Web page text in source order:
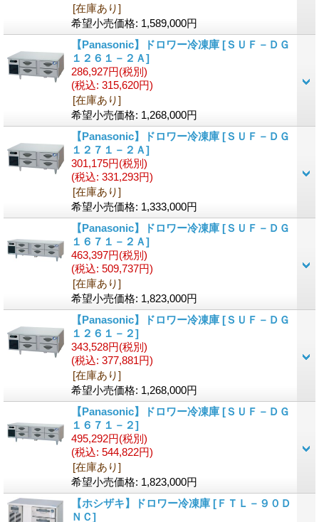
[在庫あり]
希望小売価格: 1,589,000円
【Panasonic】ドロワー冷凍庫 [ＳＵＦ－ＤＧ
１２６１－２Ａ]
286,927円(税別)
(税込: 315,620円)
[在庫あり]
希望小売価格: 1,268,000円
【Panasonic】ドロワー冷凍庫 [ＳＵＦ－ＤＧ
１２７１－２Ａ]
301,175円(税別)
(税込: 331,293円)
[在庫あり]
希望小売価格: 1,333,000円
【Panasonic】ドロワー冷凍庫 [ＳＵＦ－ＤＧ
１６７１－２Ａ]
463,397円(税別)
(税込: 509,737円)
[在庫あり]
希望小売価格: 1,823,000円
【Panasonic】ドロワー冷凍庫 [ＳＵＦ－ＤＧ
１２６１－２]
343,528円(税別)
(税込: 377,881円)
[在庫あり]
希望小売価格: 1,268,000円
【Panasonic】ドロワー冷凍庫 [ＳＵＦ－ＤＧ
１６７１－２]
495,292円(税別)
(税込: 544,822円)
[在庫あり]
希望小売価格: 1,823,000円
【ホシザキ】ドロワー冷凍庫 [ＦＴＬ－９０Ｄ
ＮＣ]